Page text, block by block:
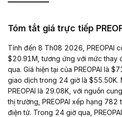
Tóm tắt giá trực tiếp
Tính đến 8 Th08 2026, PREOPAI
$20.91M, tương ứng với mức thay
qua. Giá hiện tại của PREOPAI là
giao dịch trong 24 giờ là $55.50K.
PREOPAI là 29.08K, với nguồn
thị trường, PREOPAI xếp hạng
điện tử. Trong 24 giờ qua,